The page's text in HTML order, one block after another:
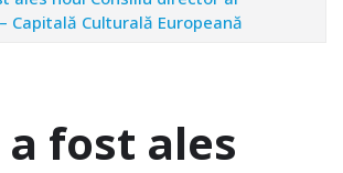
Capitală Culturală Europeană
fost ales